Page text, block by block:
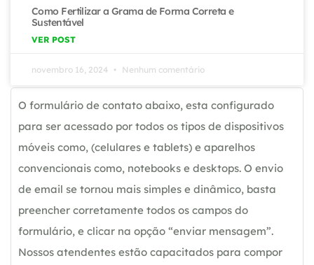
Como Fertilizar a Grama de Forma Correta e
Sustentável
VER POST
novembro 16, 2024 Nenhum comentário
O formulário de contato abaixo, esta configurado
para ser acessado por todos os tipos de dispositivos
móveis como, (celulares e tablets) e aparelhos
convencionais como, notebooks e desktops. O envio
de email se tornou mais simples e dinâmico, basta
preencher corretamente todos os campos do
formulário, e clicar na opção “enviar mensagem”.
Nossos atendentes estão capacitados para compor